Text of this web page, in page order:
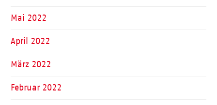
Mai 2022
April 2022
März 2022
Februar 2022